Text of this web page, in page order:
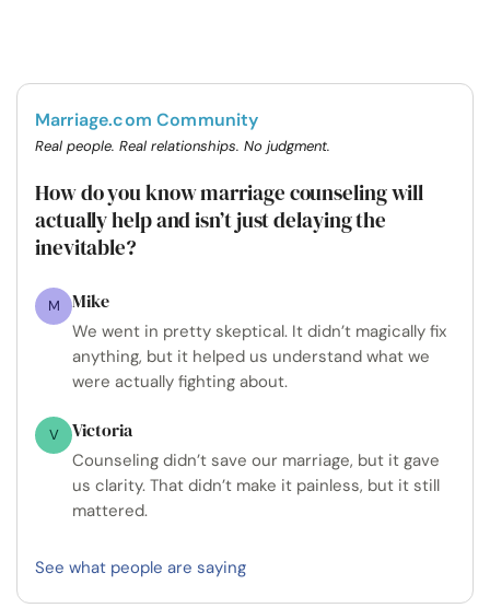
Marriage.com Community
Real people. Real relationships. No judgment.
How do you know marriage counseling will
actually help and isn’t just delaying the
inevitable?
M Mike
We went in pretty skeptical. It didn’t magically fix
anything, but it helped us understand what we
were actually fighting about.
V Victoria
Counseling didn’t save our marriage, but it gave
us clarity. That didn’t make it painless, but it still
mattered.
See what people are saying